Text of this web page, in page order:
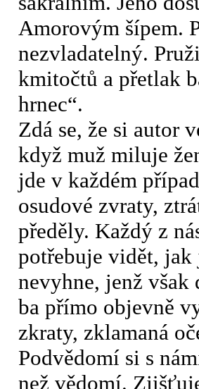
Amorovým šípem.
nezvladatelný.
kmitočtů a přetlak
hrnec“.
Zdá se, že si autor
když muž miluje
jde v každém
osudové zvraty,
předěly. Každý z
potřebuje vidět, jak
nevyhne, jenž však
ba přímo objevně
zkraty, zklamaná
Podvědomí si s
než vědomí.